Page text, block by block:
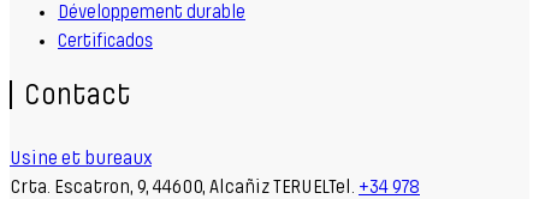
Développement durable
Certificados
Contact
Usine et bureaux
Crta. Escatron, 9, 44600, Alcañiz TERUELTel. +34 978